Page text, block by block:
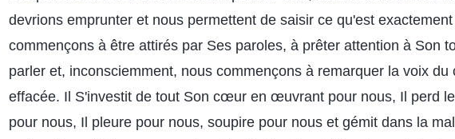
devrions emprunter et nous permettent de saisir ce qu'est
commençons à être attirés par Ses paroles, à prêter attention à Son
parler et, inconsciemment, nous commençons à remarquer la voix
effacée. Il S'investit de tout Son cœur en œuvrant pour nous, Il perd
pour nous, Il pleure pour nous, soupire pour nous et gémit dans la